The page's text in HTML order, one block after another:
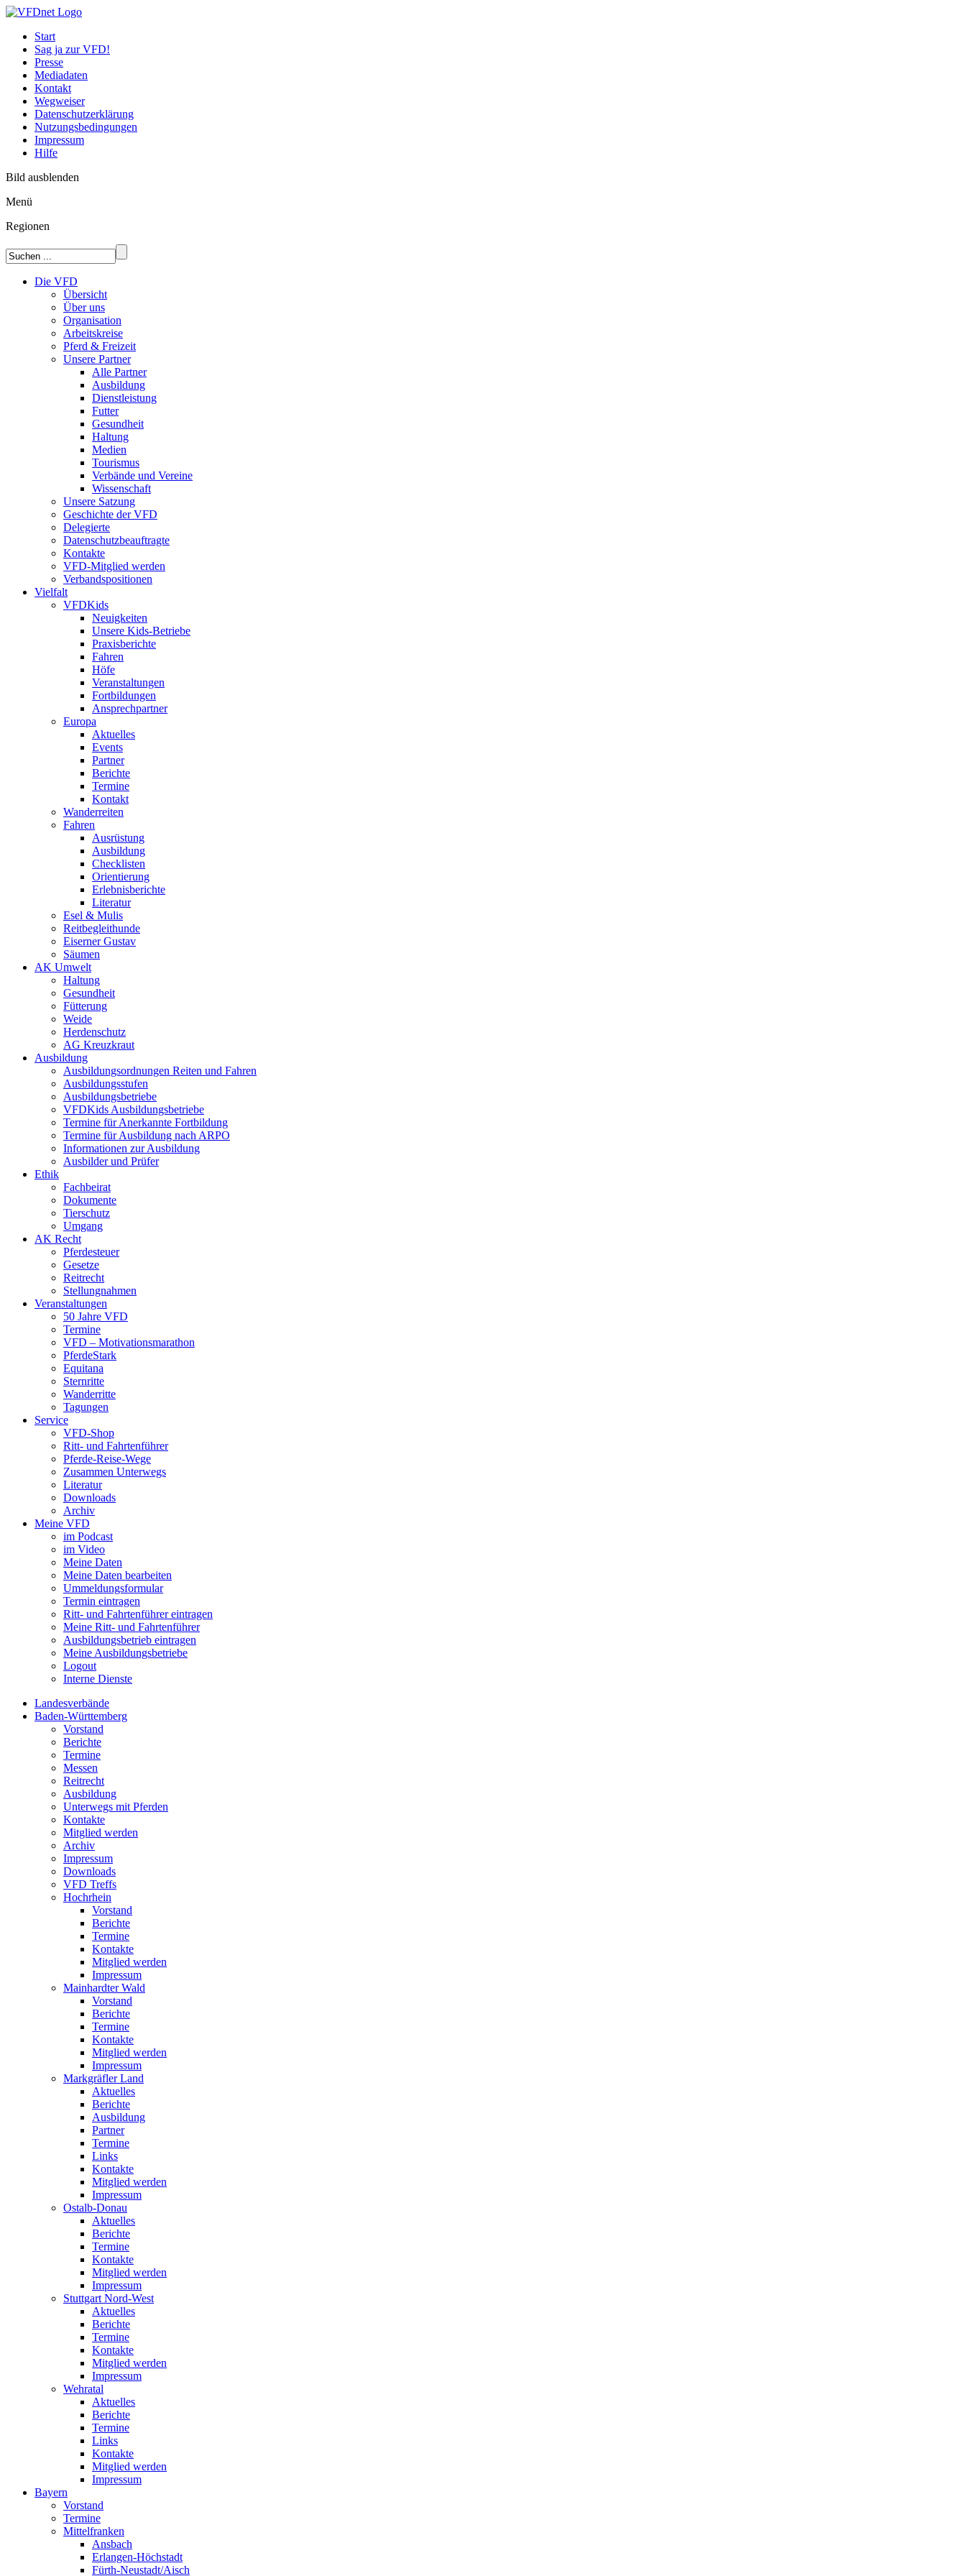
Start
Sag ja zur VFD!
Presse
Mediadaten
Kontakt
Wegweiser
Datenschutzerklärung
Nutzungsbedingungen
Impressum
Hilfe
Bild ausblenden
Menü
Regionen
Die VFD
Übersicht
Über uns
Organisation
Arbeitskreise
Pferd & Freizeit
Unsere Partner
Alle Partner
Ausbildung
Dienstleistung
Futter
Gesundheit
Haltung
Medien
Tourismus
Verbände und Vereine
Wissenschaft
Unsere Satzung
Geschichte der VFD
Delegierte
Datenschutzbeauftragte
Kontakte
VFD-Mitglied werden
Verbandspositionen
Vielfalt
VFDKids
Neuigkeiten
Unsere Kids-Betriebe
Praxisberichte
Fahren
Höfe
Veranstaltungen
Fortbildungen
Ansprechpartner
Europa
Aktuelles
Events
Partner
Berichte
Termine
Kontakt
Wanderreiten
Fahren
Ausrüstung
Ausbildung
Checklisten
Orientierung
Erlebnisberichte
Literatur
Esel & Mulis
Reitbegleithunde
Eiserner Gustav
Säumen
AK Umwelt
Haltung
Gesundheit
Fütterung
Weide
Herdenschutz
AG Kreuzkraut
Ausbildung
Ausbildungsordnungen Reiten und Fahren
Ausbildungsstufen
Ausbildungsbetriebe
VFDKids Ausbildungsbetriebe
Termine für Anerkannte Fortbildung
Termine für Ausbildung nach ARPO
Informationen zur Ausbildung
Ausbilder und Prüfer
Ethik
Fachbeirat
Dokumente
Tierschutz
Umgang
AK Recht
Pferdesteuer
Gesetze
Reitrecht
Stellungnahmen
Veranstaltungen
50 Jahre VFD
Termine
VFD – Motivationsmarathon
PferdeStark
Equitana
Sternritte
Wanderritte
Tagungen
Service
VFD-Shop
Ritt- und Fahrtenführer
Pferde-Reise-Wege
Zusammen Unterwegs
Literatur
Downloads
Archiv
Meine VFD
im Podcast
im Video
Meine Daten
Meine Daten bearbeiten
Ummeldungsformular
Termin eintragen
Ritt- und Fahrtenführer eintragen
Meine Ritt- und Fahrtenführer
Ausbildungsbetrieb eintragen
Meine Ausbildungsbetriebe
Logout
Interne Dienste
Landesverbände
Baden-Württemberg
Vorstand
Berichte
Termine
Messen
Reitrecht
Ausbildung
Unterwegs mit Pferden
Kontakte
Mitglied werden
Archiv
Impressum
Downloads
VFD Treffs
Hochrhein
Vorstand
Berichte
Termine
Kontakte
Mitglied werden
Impressum
Mainhardter Wald
Vorstand
Berichte
Termine
Kontakte
Mitglied werden
Impressum
Markgräfler Land
Aktuelles
Berichte
Ausbildung
Partner
Termine
Links
Kontakte
Mitglied werden
Impressum
Ostalb-Donau
Aktuelles
Berichte
Termine
Kontakte
Mitglied werden
Impressum
Stuttgart Nord-West
Aktuelles
Berichte
Termine
Kontakte
Mitglied werden
Impressum
Wehratal
Aktuelles
Berichte
Termine
Links
Kontakte
Mitglied werden
Impressum
Bayern
Vorstand
Termine
Mittelfranken
Ansbach
Erlangen-Höchstadt
Fürth-Neustadt/Aisch